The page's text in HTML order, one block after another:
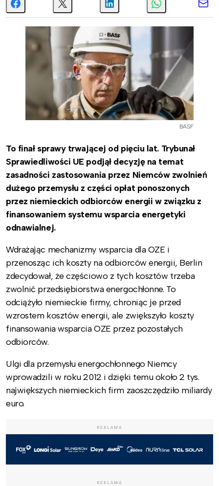
BASF
To finał sprawy trwającej od pięciu lat. Trybunał
Sprawiedliwości UE podjął decyzję na temat
zasadności zastosowania przez Niemców zwolnień
dużego przemysłu z części opłat ponoszonych
przez niemieckich odbiorców energii w związku z
finansowaniem systemu wsparcia energetyki
odnawialnej.
Wdrażając mechanizmy wsparcia dla OZE i
przenosząc ich koszty na odbiorców energii, Berlin
zdecydował, że częściowo z tych kosztów trzeba
zwolnić przedsiębiorstwa energochłonne. To
odciążyło niemieckie firmy, chroniąc je przed
wzrostem kosztów energii, ale zwiększyło koszty
finansowania wsparcia OZE przez pozostałych
odbiorców.
Ulgi dla przemysłu energochłonnego Niemcy
wprowadzili w roku 2012 i dzięki temu około 2 tys.
największych niemieckich firm zaoszczędziło miliardy
euro.
REKLAMA
REKLAMA